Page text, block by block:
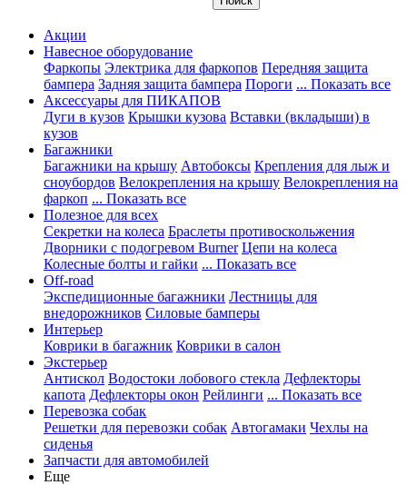
Акции
Навесное оборудование
Фаркопы Электрика для фаркопов Передняя защита
бампера Задняя защита бампера Пороги ... Показать все
Аксессуары для ПИКАПОВ
Дуги в кузов Крышки кузова Вставки (вкладыши) в
кузов
Багажники
Багажники на крышу Автобоксы Крепления для лыж и
сноубордов Велокрепления на крышу Велокрепления на
фаркоп ... Показать все
Полезное для всех
Секретки на колеса Браслеты противоскольжения
Дворники с подогревом Burner Цепи на колеса
Колесные болты и гайки ... Показать все
Off-road
Экспедиционные багажники Лестницы для
внедорожников Силовые бамперы
Интерьер
Коврики в багажник Коврики в салон
Экстерьер
Антискол Водостоки лобового стекла Дефлекторы
капота Дефлекторы окон Рейлинги ... Показать все
Перевозка собак
Решетки для перевозки собак Автогамаки Чехлы на
сиденья
Запчасти для автомобилей
Еще